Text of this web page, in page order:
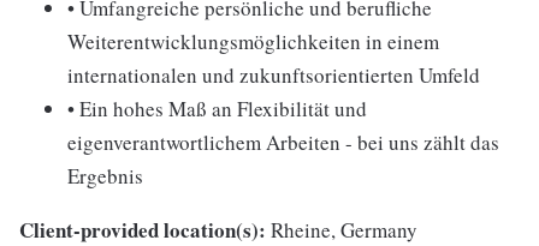
• Umfangreiche persönliche und berufliche
Weiterentwicklungsmöglichkeiten in einem
internationalen und zukunftsorientierten Umfeld
• Ein hohes Maß an Flexibilität und
eigenverantwortlichem Arbeiten - bei uns zählt das
Ergebnis
Client-provided location(s): Rheine, Germany